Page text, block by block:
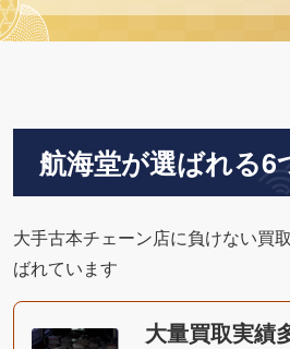
航海堂が選ばれる6
大手古本チェーン店に負けない買
ばれています
大量買取実績